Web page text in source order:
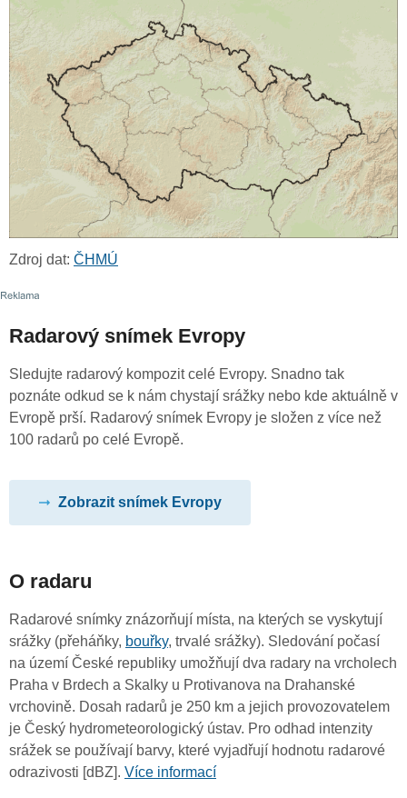
Zdroj dat: ČHMÚ
Radarový snímek Evropy
Sledujte radarový kompozit celé Evropy. Snadno tak
poznáte odkud se k nám chystají srážky nebo kde aktuálně v
Evropě prší. Radarový snímek Evropy je složen z více než
100 radarů po celé Evropě.
Zobrazit snímek Evropy
O radaru
Radarové snímky znázorňují místa, na kterých se vyskytují
srážky (přeháňky, bouřky, trvalé srážky). Sledování počasí
na území České republiky umožňují dva radary na vrcholech
Praha v Brdech a Skalky u Protivanova na Drahanské
vrchovině. Dosah radarů je 250 km a jejich provozovatelem
je Český hydrometeorologický ústav. Pro odhad intenzity
srážek se používají barvy, které vyjadřují hodnotu radarové
odrazivosti [dBZ]. Více informací